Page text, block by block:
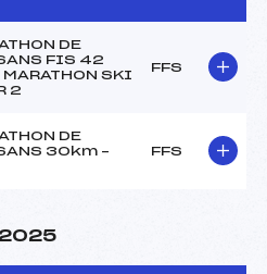
DE
FIS 42
MARATHON SKI
2
FFS
DE
30km –
FFS